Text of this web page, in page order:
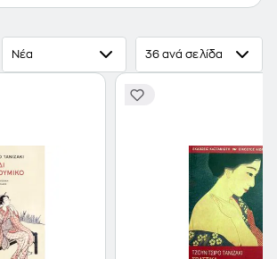
κουλτούρας. Το 1907 δημοσιεύει την
της επόμενης χρονιάς μπαίνει στο
Το 1911 δημοσιεύει την πρώτη
με τον τίτλο "Τατουάζ" και
και μυθιστορήματα τα οποία συχνά
με τη λογοκρισία. Ένα πάθος για
όσον αφορά τον
την τροφή και τη μόδα, παρέμεινε
της ζωής του για ό,τι είχε σχέση
την οποία μελέτησε ευρέως
Νέα 36 ανά σελίδα